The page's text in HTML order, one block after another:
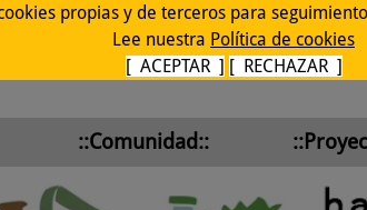
propias y de terceros para
Lee nuestra Política de cookies
[ ACEPTAR ] [ RECHAZAR ]
::Comunidad::